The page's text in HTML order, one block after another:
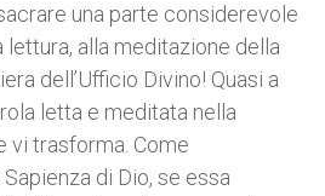
una parte considerevole
alla meditazione della
dell’Ufficio Divino! Quasi a
letta e meditata nella
vi trasforma. Come
di Dio, se essa